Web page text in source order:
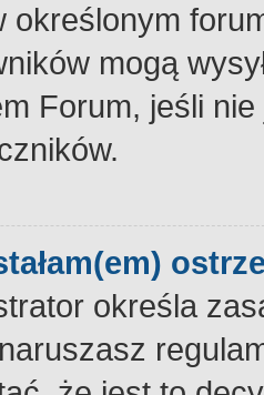
określonym
mogą
Forum, jeśli
określa